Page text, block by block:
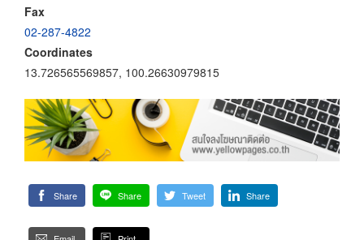
Fax
02-287-4822
Coordinates
13.726565569857, 100.26630979815
Share Share Tweet Share